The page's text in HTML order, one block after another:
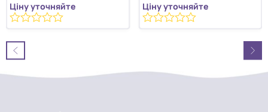
Ціну уточняйте
з
5
Ціну уточняйте